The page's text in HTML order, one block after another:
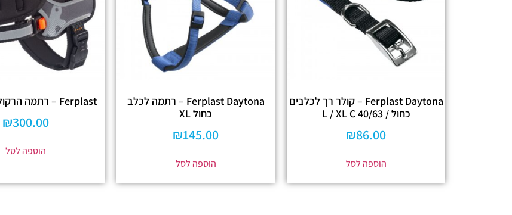
Ferplast Daytona – קולר רך לכלבים
כחול / L / XL C 40/63
₪86.00
הוספה לסל
Ferplast Daytona – רתמה לכלב
כחול XL
₪145.00
הוספה לסל
Ferplast – רתמה הרקולס שחורה L
₪300.00
הוספה לסל